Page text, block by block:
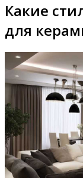
Какие
для